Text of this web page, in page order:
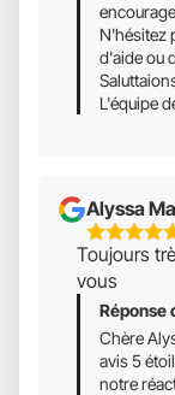
N'hésitez
d'aide ou
L'équipe
Alyssa
5
Étoiles
Sur
Toujours
vous
Réponse
Chère
avis 5
notre